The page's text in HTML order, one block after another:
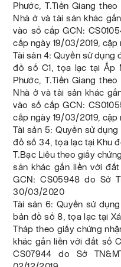
Phước, T.Tiền Giang
Nhà ở và tài sản khác
vào số cấp GCN:
cấp ngày 19/03/2019, cập
Tài sản 4: Quyền sử dụng
đồ số C1, tọa lạc tại Ấp
Phước, T.Tiền Giang
Nhà ở và tài sản khác
vào số cấp GCN:
cấp ngày 19/03/2019, cập
Tài sản 5: Quyền sử
đồ số 34, tọa lạc tại Khu
T.Bạc Liêu theo giấy
sản khác gắn liền với
GCN: CS05948 do Sở
30/03/2020
Tài sản 6: Quyền sử
bản đồ số 8, tọa lạc tại
Tháp theo giấy chứng
khác gắn liền với đất số
CS07944 do Sở